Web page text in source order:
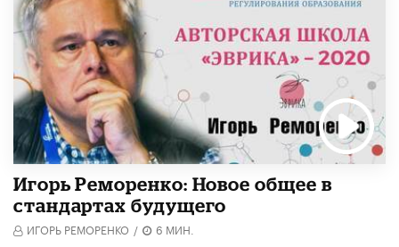
Игорь Реморенко: Новое общее в
стандартах будущего
ИГОРЬ РЕМОРЕНКО / 6 МИН.